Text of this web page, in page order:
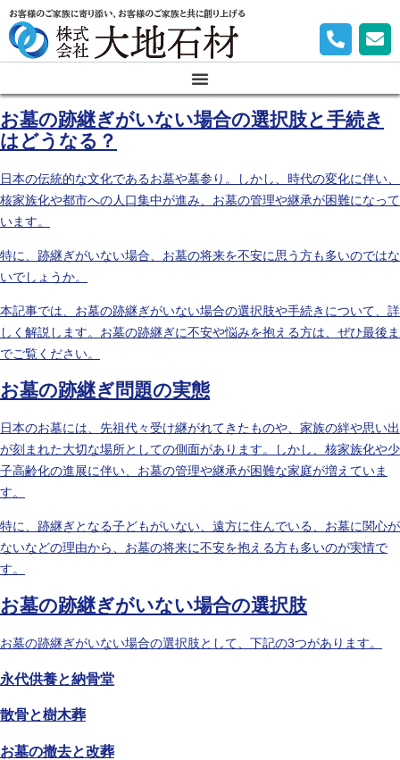
お客様のご家族に寄り添い、お客様のご家族と共に創り上げる
お墓の跡継ぎがいない場合の選択肢と手続き
はどうなる？
日本の伝統的な文化であるお墓や墓参り。しかし、時代の変化に伴い、
核家族化や都市への人口集中が進み、お墓の管理や継承が困難になって
います。
特に、跡継ぎがいない場合、お墓の将来を不安に思う方も多いのではな
いでしょうか。
本記事では、お墓の跡継ぎがいない場合の選択肢や手続きについて、詳
しく解説します。お墓の跡継ぎに不安や悩みを抱える方は、ぜひ最後ま
でご覧ください。
お墓の跡継ぎ問題の実態
日本のお墓には、先祖代々受け継がれてきたものや、家族の絆や思い出
が刻まれた大切な場所としての側面があります。しかし、核家族化や少
子高齢化の進展に伴い、お墓の管理や継承が困難な家庭が増えていま
す。
特に、跡継ぎとなる子どもがいない、遠方に住んでいる、お墓に関心が
ないなどの理由から、お墓の将来に不安を抱える方も多いのが実情で
す。
お墓の跡継ぎがいない場合の選択肢
お墓の跡継ぎがいない場合の選択肢として、下記の3つがあります。
永代供養と納骨堂
散骨と樹木葬
お墓の撤去と改葬